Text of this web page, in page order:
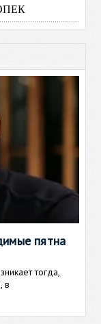
пятна
тогда,
в